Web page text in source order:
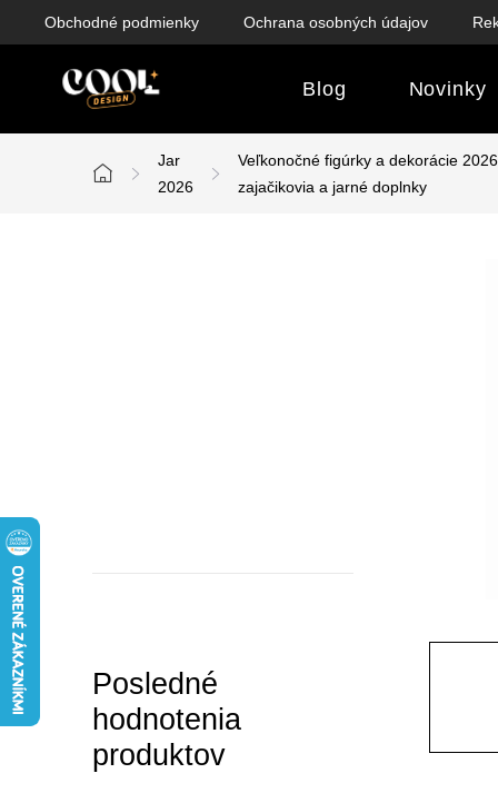
Obchodné podmienky Ochrana osobných údajov
Blog Novinky
Domov
Jar
2026
Veľkonočné figúrky a dekorácie
zajačikovia a jarné doplnky
lPosledné
hodnotenia
produktov